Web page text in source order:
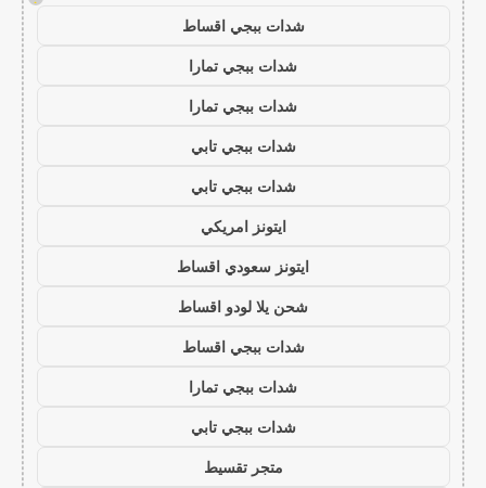
شدات ببجي اقساط
شدات ببجي تمارا
شدات ببجي تمارا
شدات ببجي تابي
شدات ببجي تابي
ايتونز امريكي
ايتونز سعودي اقساط
شحن يلا لودو اقساط
شدات ببجي اقساط
شدات ببجي تمارا
شدات ببجي تابي
متجر تقسيط